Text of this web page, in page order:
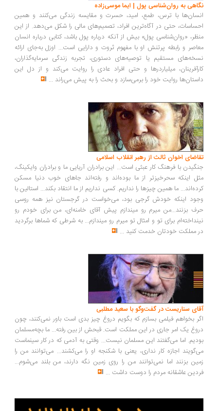
به روان‌شناسی پول | ایما موسی‌زاده
با ترس، طمع، امید، حسرت و مقایسه زندگی می‌کنند و همین
حتی در آگاه‌ترین افراد، تصمیم‌های مالی را شکل می‌دهد. از این
«روان‌شناسی پول» بیش از آنکه درباره پول باشد، کتابی درباره انسان
و رابطه پرتنش او با مفهوم ثروت و دارایی است... اوزل به‌جای ارائه
مستقیم یا توصیه‌های دستوری، تجربه زندگی سرمایه‌گذاران،
میلیاردرها و حتی افراد عادی را روایت می‌کند و از دل این
روایت خود را برمی‌سازد و بحث را به پیش می‌راند ...
اخوان ثالث از رهبر انقلاب اسلامی
با فرهنگ کار عبثی است... این برادران آریایی ما و برادران وایکینگ،
اینکه سحرخیزتر از ما بوده‌اند و رفته‌اند جاهای خوب دنیا مسکن
ما همین چیزها را نداریم. کسی نداریم از ما انتقاد بکند... استالین با
اینکه خودش گرجی بود، می‌خواست در گرجستان نیز همه روسی
بزنند...من میرم رو میندازم پیش آقای خامنه‌ای، من برای خودم رو
برای تو و امثال تو میرم رو میندازم... به شرطی که شماها برگردید
مملکت خودتان خدمت کنید...
سناریست در گفت‌وگو با سعید مطلبی
بخواهم فیلمی بسازم که بگویم دروغ چیز بدی است باور نمی‌کنند، چون
یک امر جاری در این مملکت است. قبحش از بین رفته... ما بچه‌مسلمان
اما می‌گفتند این مسلمان نیست... وقتی به آدمی که در کار سینماست
اجازه کار نداری، یعنی با شکنجه او را می‌کشند... می‌توانند من را
بزنند اما نمی‌توانند من را روی زمین نگه دارند، من بلند می‌شوم...
عاشقانه مردم را دوست داشت ...